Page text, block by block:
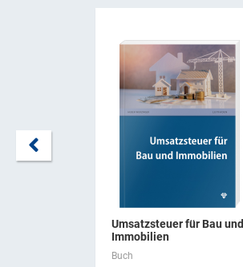
Umsatzsteuer für Bau und
Immobilien
Buch